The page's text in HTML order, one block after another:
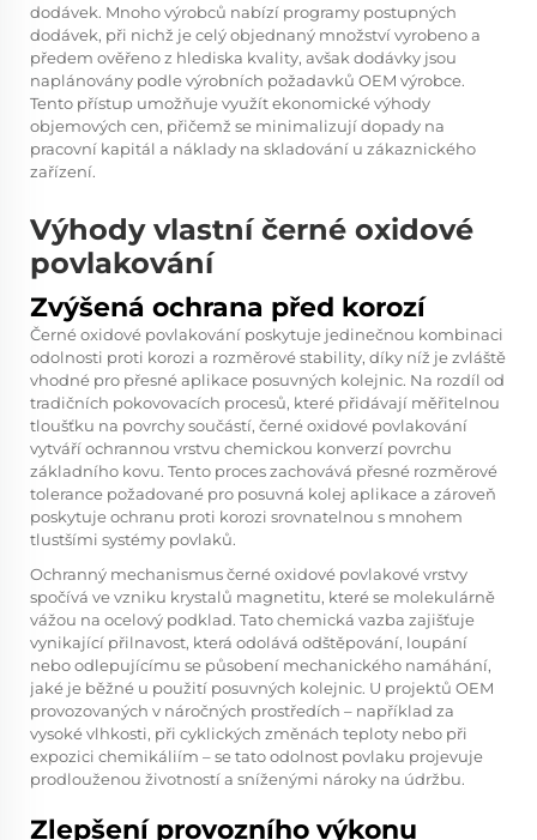
dodávek. Mnoho výrobců nabízí programy postupných
dodávek, při nichž je celý objednaný množství vyrobeno a
předem ověřeno z hlediska kvality, avšak dodávky jsou
naplánovány podle výrobních požadavků OEM výrobce.
Tento přístup umožňuje využít ekonomické výhody
objemových cen, přičemž se minimalizují dopady na
pracovní kapitál a náklady na skladování u zákaznického
zařízení.
Výhody vlastní černé oxidové
povlakování
Zvýšená ochrana před korozí
Černé oxidové povlakování poskytuje jedinečnou kombinaci
odolnosti proti korozi a rozměrové stability, díky níž je zvláště
vhodné pro přesné aplikace posuvných kolejnic. Na rozdíl od
tradičních pokovovacích procesů, které přidávají měřitelnou
tloušťku na povrchy součástí, černé oxidové povlakování
vytváří ochrannou vrstvu chemickou konverzí povrchu
základního kovu. Tento proces zachovává přesné rozměrové
tolerance požadované pro posuvná kolej aplikace a zároveň
poskytuje ochranu proti korozi srovnatelnou s mnohem
tlustšími systémy povlaků.
Ochranný mechanismus černé oxidové povlakové vrstvy
spočívá ve vzniku krystalů magnetitu, které se molekulárně
vážou na ocelový podklad. Tato chemická vazba zajišťuje
vynikající přilnavost, která odolává odštěpování, loupání
nebo odlepujícímu se působení mechanického namáhání,
jaké je běžné u použití posuvných kolejnic. U projektů OEM
provozovaných v náročných prostředích – například za
vysoké vlhkosti, při cyklických změnách teploty nebo při
expozici chemikáliím – se tato odolnost povlaku projevuje
prodlouženou životností a sníženými nároky na údržbu.
Zlepšení provozního výkonu